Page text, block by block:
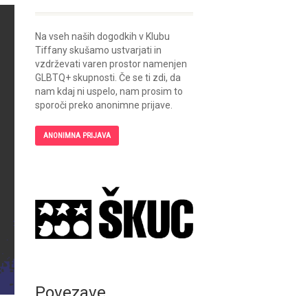
Na vseh naših dogodkih v Klubu
Tiffany skušamo ustvarjati in
vzdrževati varen prostor namenjen
GLBTQ+ skupnosti. Če se ti zdi, da
nam kdaj ni uspelo, nam prosim to
sporoči preko anonimne prijave.
ANONIMNA PRIJAVA